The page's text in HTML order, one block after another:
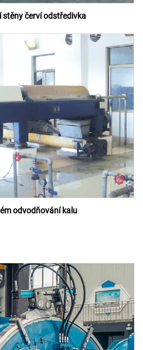
stěny červí odstředivka
odvodňování kalu